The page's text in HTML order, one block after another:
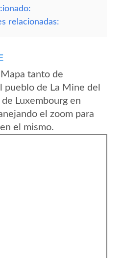
relacionadas:
tanto de
pueblo de La Mine del
Luxembourg en
el zoom para
el mismo.